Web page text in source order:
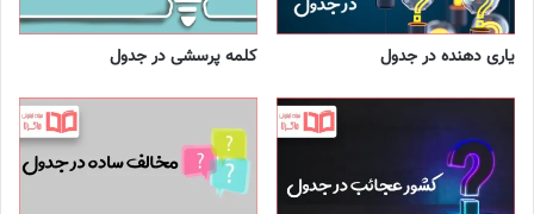
یاری دهنده در جدول کلمه پرسشی در جدول